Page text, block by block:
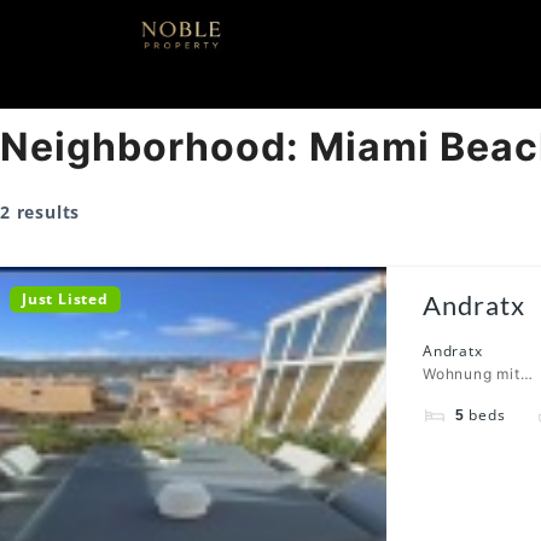
Neighborhood: Miami
2 results
Just Listed Andratx
Andratx
Wohnung mit…
5 beds